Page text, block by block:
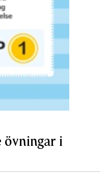
övningar i